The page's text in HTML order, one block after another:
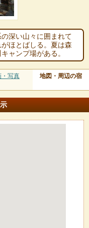
深い山々に囲まれて
ほとばしる。夏は森
ャンプ場がある。
・写真 地図・周辺の宿